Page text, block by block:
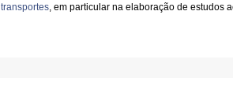
transportes, em particular na elaboração de estudos